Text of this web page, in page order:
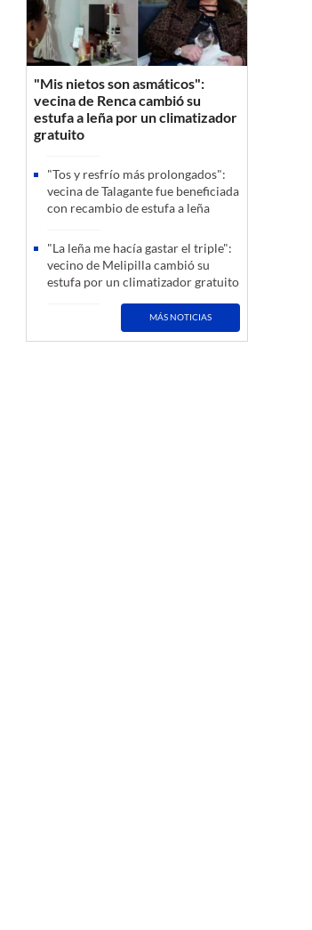
"Mis nietos son asmáticos":
vecina de Renca cambió su
estufa a leña por un climatizador
gratuito
"Tos y resfrío más prolongados":
vecina de Talagante fue beneficiada
con recambio de estufa a leña
"La leña me hacía gastar el triple":
vecino de Melipilla cambió su
estufa por un climatizador gratuito
MÁS NOTICIAS